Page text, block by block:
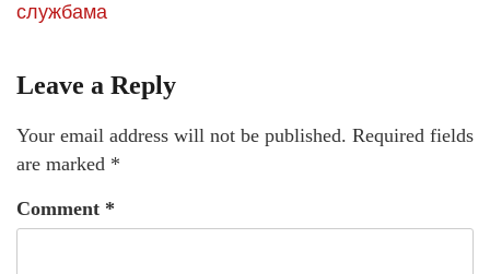
службама
Leave a Reply
Your email address will not be published. Required fields
are marked *
Comment *